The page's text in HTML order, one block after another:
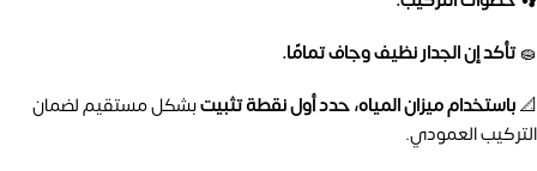
🧽تأكد إن الجدار نظيف وجاف تمامًا.
📐باستخدام ميزان المياه، حدد أول نقطة تثبيتبشكل مستقيم لضمان
التركيب العمودي.